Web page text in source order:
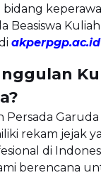
Beasiswa
akperpgp.ac.id
Persada
rekam jejak
di
berencana